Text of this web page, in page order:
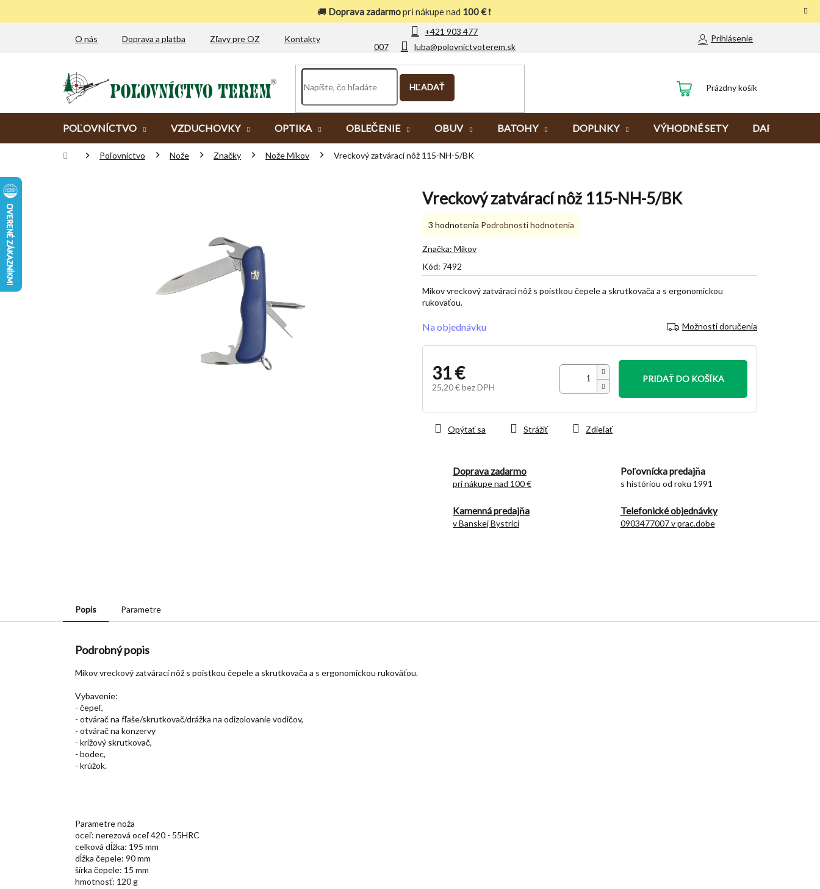
🚚 Doprava zadarmopri nákupe nad 100 €❗
+421 903 477
007
luba@polovnictvoterem.sk
O nás Doprava a platba Zľavy pre OZ Kontakty Prihlásenie
HĽADAŤ
NÁKUPNÝ
Prázdny košík
POĽOVNÍCTVO VZDUCHOVKY OPTIKA OBLEČENIE OBUV BATOHY DOPLNKY VÝHODNÉ SETY DARČEKY
DomovPoľovníctvo Nože Značky Nože Mikov Vreckový zatvárací nôž 115-NH-5/BK
Vreckový zatvárací nôž 115-NH-5/BK
Kód: 7492
Na objednávku Možnosti doručenia
31 €
25,20 € bez DPH
cena:
PRIDAŤ DO KOŠÍKA
Doprava zadarmo
pri nákupe nad 100 €
Poľovnícka predajňa
s históriou od roku 1991
Kamenná predajňa
v Banskej Bystrici
Telefonické objednávky
0903477007 v prac.dobe
Mikov vreckový zatvárací nôž s poistkou čepele a skrutkovača a s ergonomickou
rukoväťou.
Opýtať sa Strážiť Zdieľať
Priemerné
produktu
5,0
5
hviezdičiek.
3 hodnotenia Podrobnosti hodnotenia
Značka: Mikov
Popis Parametre
Podrobný popis
Mikov vreckový zatvárací nôž s poistkou čepele a skrutkovača a s ergonomickou rukoväťou.
Vybavenie:
- čepeľ,
- otvárač na fľaše/skrutkovač/drážka na odizolovanie vodičov,
- otvárač na konzervy
- krížový skrutkovač,
- bodec,
- krúžok.
Parametre noža
oceľ: nerezová oceľ 420 - 55HRC
celková dĺžka: 195 mm
dĺžka čepele: 90 mm
šírka čepele: 15 mm
hmotnosť: 120 g